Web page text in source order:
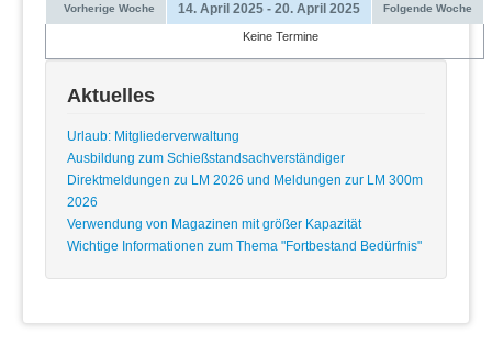
Vorherige Woche 14. April 2025 - 20. April 2025 Folgende Woche
Keine Termine
Aktuelles
Urlaub: Mitgliederverwaltung
Ausbildung zum Schießstandsachverständiger
Direktmeldungen zu LM 2026 und Meldungen zur LM 300m
2026
Verwendung von Magazinen mit größer Kapazität
Wichtige Informationen zum Thema "Fortbestand Bedürfnis"